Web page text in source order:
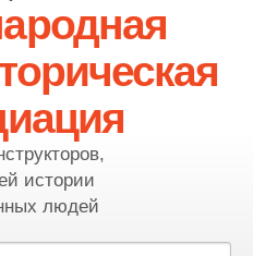
истории
людей